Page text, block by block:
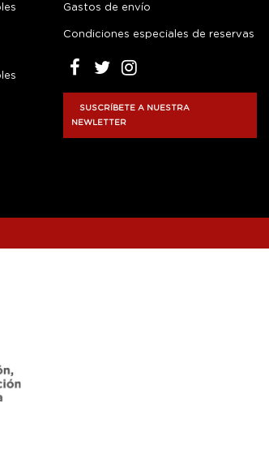
Gastos de envío
Condiciones especiales de reservas
SUSCRÍBETE A NUESTRA
NEWLETTER